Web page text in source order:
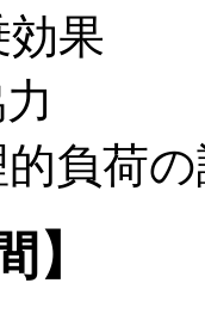
果
負荷
】